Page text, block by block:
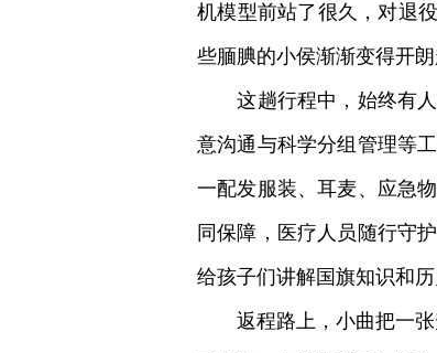
机模型前站了很久，对退
些腼腆的小侯渐渐变得开
这趟行程中，始终有人
意沟通与科学分组管理等
一配发服装、耳麦、应急
同保障，医疗人员随行守
给孩子们讲解国旗知识和历
返程路上，小曲把一张